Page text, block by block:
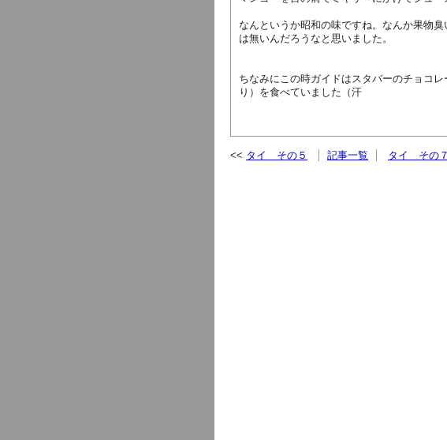
なんというか昭和の味ですね。なんか果物
は無いんだろうなと思いました。
ちなみにこの時ガイドはスタバーのチョコ
り）を食べていました（汗
タイ その５ 記事一覧 タイ その７